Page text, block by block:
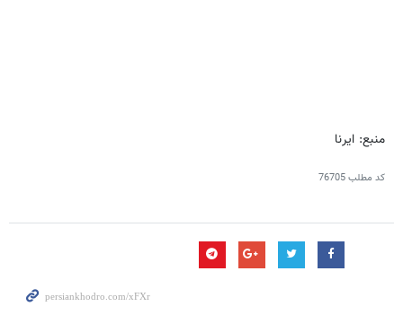
منبع: ایرنا
کد مطلب76705